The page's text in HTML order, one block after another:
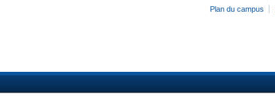
Plan du campus